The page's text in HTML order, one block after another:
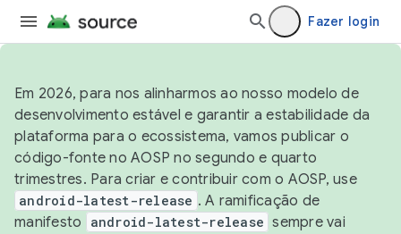
Fazer login
Em 2026, para nos alinharmos ao nosso modelo de
desenvolvimento estável e garantir a estabilidade da
plataforma para o ecossistema, vamos publicar o
código-fonte no AOSP no segundo e quarto
trimestres. Para criar e contribuir com o AOSP, use
android-latest-release . A ramificação de
manifesto
android-latest-release sempre vai